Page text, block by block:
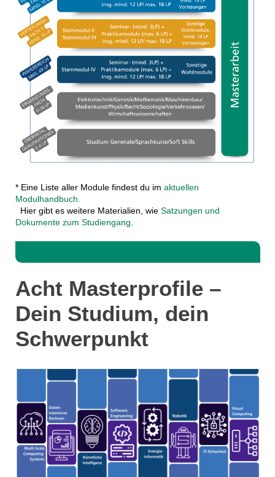
* Eine Liste aller Module findest du im aktuellen
Modulhandbuch.
Hier gibt es weitere Materialien, wie Satzungen und
Dokumente zum Studiengang
Acht Masterprofile –
Dein Studium, dein
Schwerpunkt